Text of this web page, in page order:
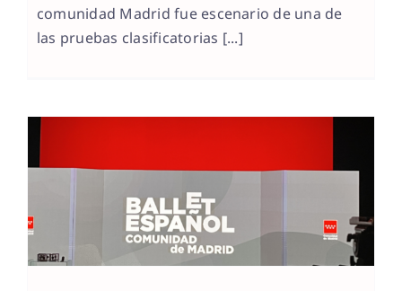
comunidad Madrid fue escenario de una de
las pruebas clasificatorias [...]